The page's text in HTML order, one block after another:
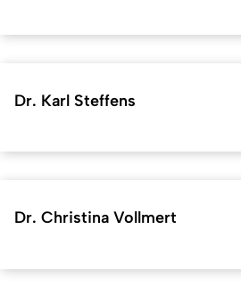
Dr. Karl Steffens
Dr. Christina Vollmert